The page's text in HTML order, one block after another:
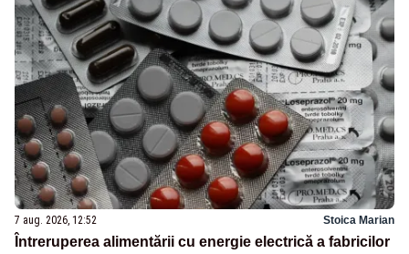
7 aug. 2026, 12:52 Stoica Marian
Întreruperea alimentării cu energie electrică a fabricilor